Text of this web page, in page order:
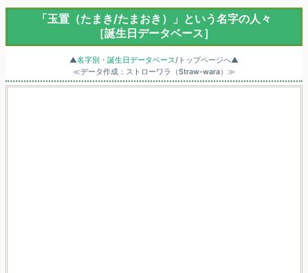
「玉置（たまき/たまおき）」という名字の人々
［誕生日データベース］
▲名字別・誕生日データベース/トップページへ▲
≪データ作成：ストローワラ（Straw-wara）≫